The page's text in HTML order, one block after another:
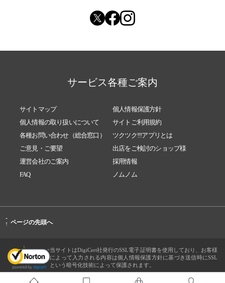
サービス各種ご案内
サイトマップ
個人情報保護方針
個人情報の取り扱いについて
サイトご利用規約
各種お問い合わせ（総合窓口）
ツクツク!!!アプリとは
ご意見・ご要望
出店をご検討のショップ様
運営会社のご案内
採用情報
FAQ
ノムノム
-
↑ ページの先頭へ
当サイトはDigiCert社発行のSSL電子証明書を使用しており、お客様
によって入力される内容は個人情報保護方針に基づき送信時にSSL
という暗号化技術によって保護されます。